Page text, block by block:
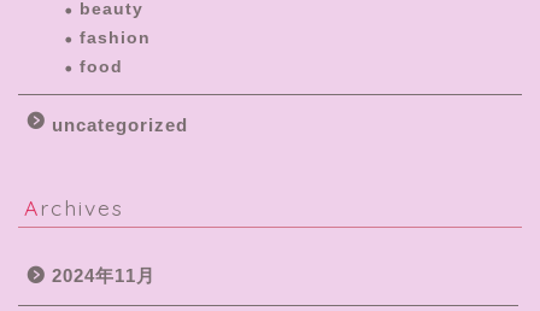
beauty
fashion
food
uncategorized
Archives
2024年11月